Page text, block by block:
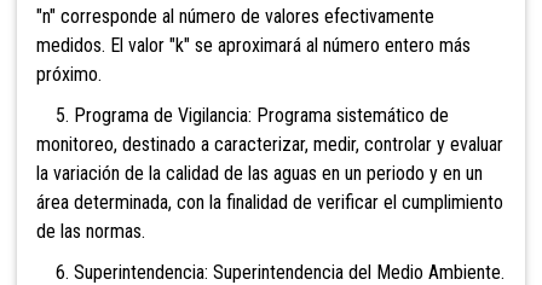
"n" corresponde al número de valores efectivamente
medidos. El valor "k" se aproximará al número entero más
próximo.
5. Programa de Vigilancia: Programa sistemático de
monitoreo, destinado a caracterizar, medir, controlar y evaluar
la variación de la calidad de las aguas en un periodo y en un
área determinada, con la finalidad de verificar el cumplimiento
de las normas.
6. Superintendencia: Superintendencia del Medio Ambiente.